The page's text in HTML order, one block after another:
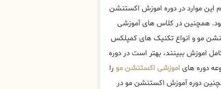
موارد در دوره اموزش اکستنشن
همچنین در کلاس های آموزشی
مو و انواع تکنیک های کمپلکس
اموزش ببینند، بهتر است در دوره
دوره های اموزشی اکستنشن مو را
دوره آموزش اکستنشن مو در